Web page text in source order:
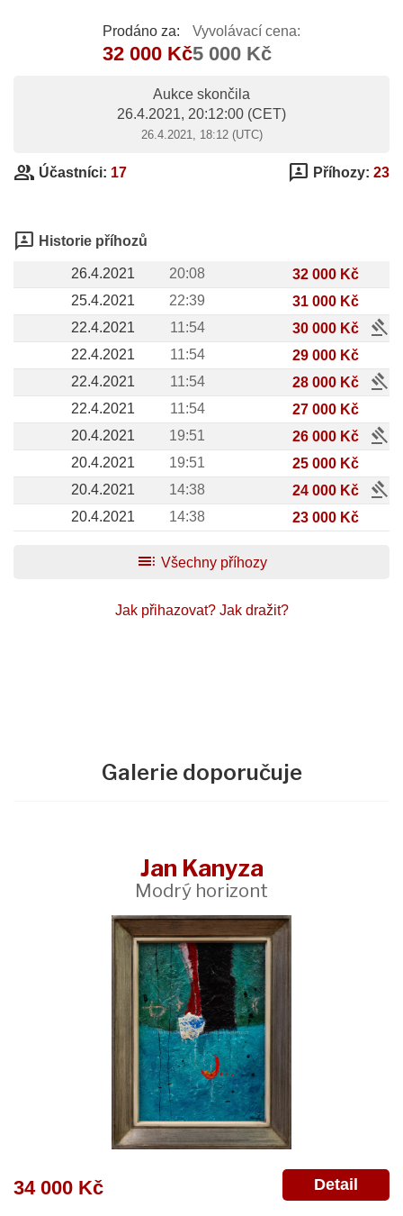
Prodáno za:
32 000 Kč
Vyvolávací cena:
5 000 Kč
Aukce skončila
26.4.2021, 20:12:00 (CET)
26.4.2021, 18:12 (UTC)
group Účastníci: 17 3p Příhozy: 23
3p Historie příhozů
26.4.2021 20:08
32 000 Kč
25.4.2021
22:39
31 000 Kč
22.4.2021
11:54 30 000 Kč gavel
22.4.2021 11:54
29 000 Kč
22.4.2021
11:54 28 000 Kč gavel
22.4.2021 11:54
27 000 Kč
20.4.2021
19:51 26 000 Kč gavel
20.4.2021 19:51
25 000 Kč
20.4.2021
14:38 24 000 Kč gavel
20.4.2021 14:38 23 000 Kč
toc Všechny příhozy
Jak přihazovat? Jak dražit?
Galerie doporučuje
Jan Kanyza
Modrý horizont
34 000 Kč Detail